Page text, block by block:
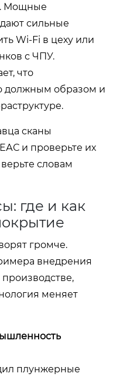
Мощные
сильные
Wi-Fi в цеху или
с ЧПУ.
что
должным образом и
сканы
и проверьте их
словам
где и как
громче.
внедрения
меняет
плунжерные